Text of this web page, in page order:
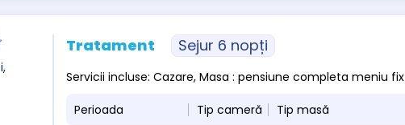
Tratament Sejur 6 nopți
Servicii incluse: Cazare, Masa : pensiune completa meniu fix
Perioada Tip cameră Tip masă